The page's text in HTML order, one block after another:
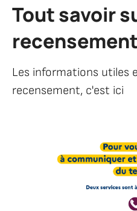
Tout savoir
Les informations utiles
recensement, c'est ici